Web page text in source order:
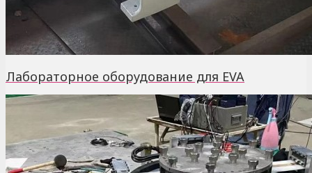
Лабораторное оборудование для EVA